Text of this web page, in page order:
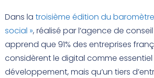
Dans la troisième édition du
social », réalisé par l’agence de
apprend que 91% des entreprises
considèrent le digital comme
développement, mais qu’un tiers